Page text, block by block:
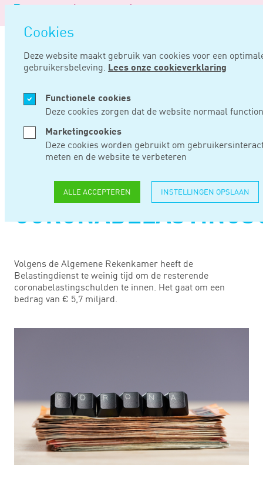
overslaan
Cookies
Deze website maakt gebruik van cookies voor een
gebruikersbeleving. Lees onze cookieverklaring
Functionele cookies
Deze cookies zorgen dat de website normaal
Marketingcookies
Deze cookies worden gebruikt om
meten en de website te verbeteren
ALLE ACCEPTEREN INSTELLINGEN OPSLAAN
Logo
Noord
Negentig
FEB 08, 2024
TE WEINIG
CAPACITEIT VOOR
INNEN
Volgens de Algemene Rekenkamer heeft de
Belastingdienst te weinig tijd om de resterende
coronabelastingschulden te innen. Het gaat om een
bedrag van € 5,7 miljard.